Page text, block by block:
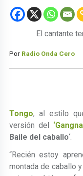
El cantante
Por Radio Onda Cero
Tongo, al estilo
versión del
Baile del caballo‘.
“Recién estoy
montada de caballo